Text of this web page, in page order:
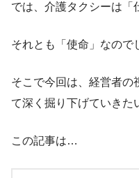
では、介護タクシーは「
それとも「使命」なので
そこで今回は、経営者の
て深く掘り下げていきた
この記事は…